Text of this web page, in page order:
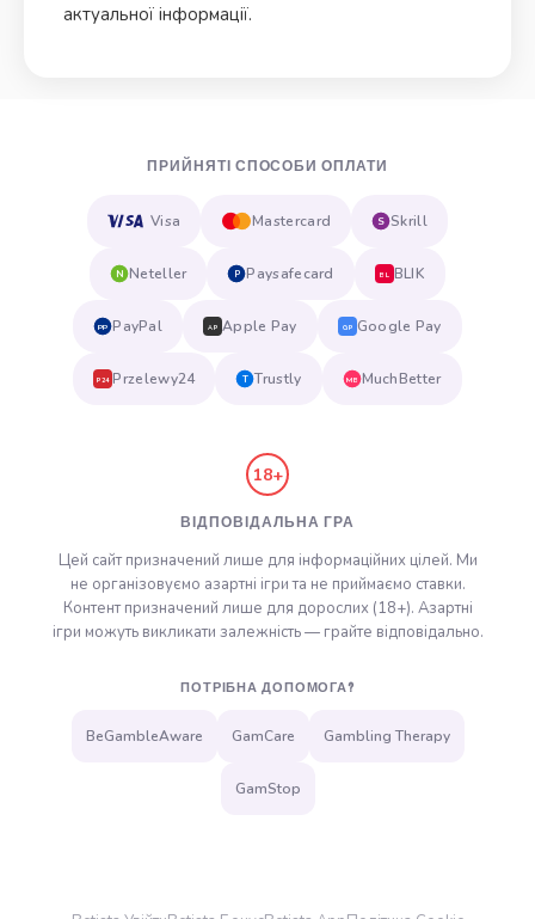
актуальної інформації.
ПРИЙНЯТІ СПОСОБИ ОПЛАТИ
Visa Mastercard S Skrill
N Neteller P Paysafecard BL BLIK
PP PayPal AP Apple Pay GP Google Pay
P24 Przelewy24 T Trustly MB MuchBetter
18+
ВІДПОВІДАЛЬНА ГРА
Цей сайт призначений лише для інформаційних цілей. Ми
не організовуємо азартні ігри та не приймаємо ставки.
Контент призначений лише для дорослих (18+). Азартні
ігри можуть викликати залежність — грайте відповідально.
ПОТРІБНА ДОПОМОГА?
BeGambleAware GamCare Gambling Therapy
GamStop